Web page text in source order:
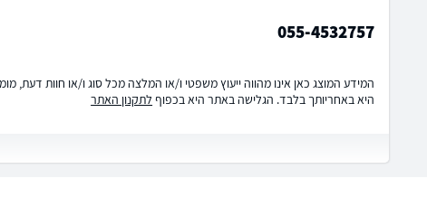
055-4532757
המידע המוצג כאן אינו מהווה ייעוץ משפטי ו/או המלצה מכל סוג ו/או חוות דעת,
היא באחריותך בלבד. הגלישה באתר היא בכפוף לתקנון האתר